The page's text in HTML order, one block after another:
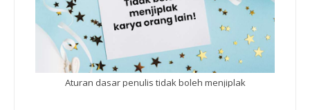
Aturan dasar penulis tidak boleh menjiplak